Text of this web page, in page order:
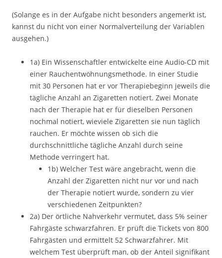
(Solange es in der Aufgabe nicht besonders angemerkt ist,
kannst du nicht von einer Normalverteilung der Variablen
ausgehen.)
1a) Ein Wissenschaftler entwickelte eine Audio-CD mit
einer Rauchentwöhnungsmethode. In einer Studie
mit 30 Personen hat er vor Therapiebeginn jeweils die
tägliche Anzahl an Zigaretten notiert. Zwei Monate
nach der Therapie hat er für dieselben Personen
nochmal notiert, wieviele Zigaretten sie nun täglich
rauchen. Er möchte wissen ob sich die
durchschnittliche tägliche Anzahl durch seine
Methode verringert hat.
1b) Welcher Test wäre angebracht, wenn die
Anzahl der Zigaretten nicht nur vor und nach
der Therapie notiert wurde, sondern zu vier
verschiedenen Zeitpunkten?
2a) Der örtliche Nahverkehr vermutet, dass 5% seiner
Fahrgäste schwarzfahren. Er prüft die Tickets von 800
Fahrgästen und ermittelt 52 Schwarzfahrer. Mit
welchem Test überprüft man, ob der Anteil signifikant